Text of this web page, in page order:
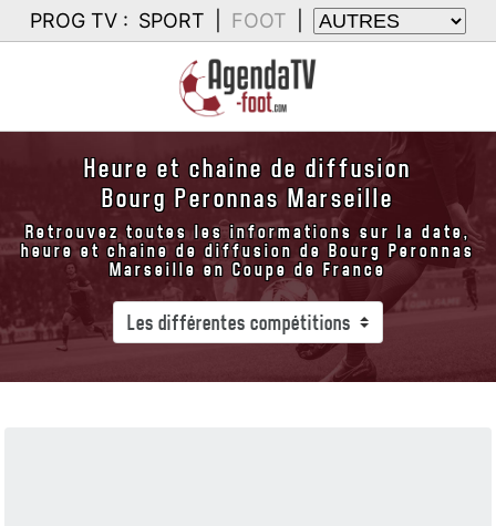
PROG TV : SPORT FOOT
Heure et chaine de diffusion
Bourg Peronnas Marseille
Retrouvez toutes les informations sur la date,
heure et chaine de diffusion de Bourg Peronnas
Marseille en Coupe de France